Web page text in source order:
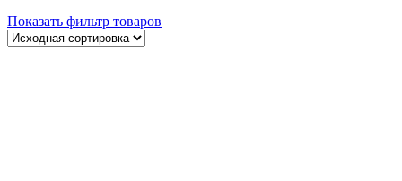
Показать фильтр товаров